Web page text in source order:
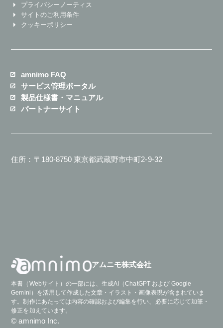
プライバシーノーティス
サイトのご利用条件
クッキーポリシー
amnimo FAQ
サービス管理ポータル
製品仕様書・マニュアル
パートナーサイト
アムニモ株式会社
本書（Webサイト）の一部には、生成AI（ChatGPT および Google
Gemini）を活用して作成した文章・イラスト・画像表現が含まれていま
す。制作にあたっては内容の確認および編集を行い、必要に応じて加筆・
修正を加えています。
© amnimo Inc.
住所：〒180-8750 東京都武蔵野市中町2-9-32